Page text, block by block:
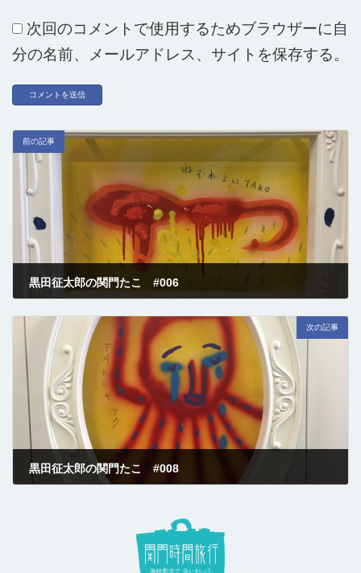
次回のコメントで使用するためブラウザーに自
分の名前、メールアドレス、サイトを保存する。
前の記事
黒田征太郎の関門たこ #006
次の記事
黒田征太郎の関門たこ #008